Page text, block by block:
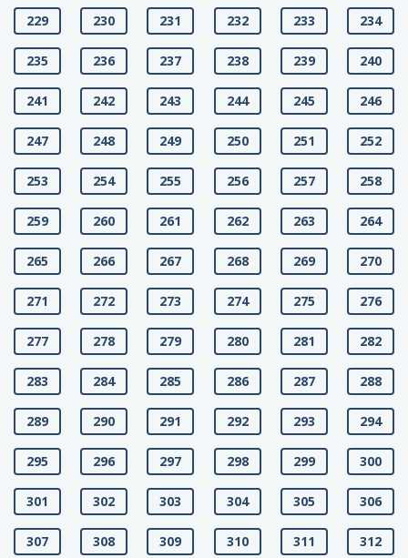
229 230 231 232 233 234
235 236 237 238 239 240
241 242 243 244 245 246
247 248 249 250 251 252
253 254 255 256 257 258
259 260 261 262 263 264
265 266 267 268 269 270
271 272 273 274 275 276
277 278 279 280 281 282
283 284 285 286 287 288
289 290 291 292 293 294
295 296 297 298 299 300
301 302 303 304 305 306
307 308 309 310 311 312